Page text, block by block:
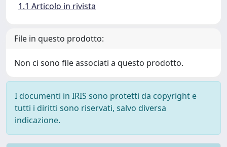
1.1 Articolo in rivista
File in questo prodotto:
Non ci sono file associati a questo prodotto.
I documenti in IRIS sono protetti da copyright e
tutti i diritti sono riservati, salvo diversa
indicazione.